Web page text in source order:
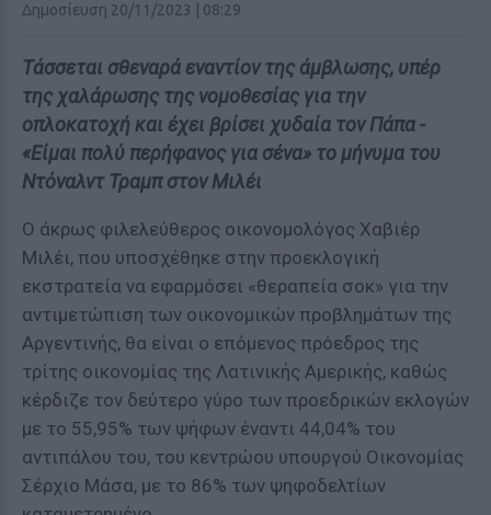
Δημοσίευση 20/11/2023 | 08:29
Τάσσεται σθεναρά εναντίον της άμβλωσης, υπέρ
της χαλάρωσης της νομοθεσίας για την
οπλοκατοχή και έχει βρίσει χυδαία τον Πάπα -
«Είμαι πολύ περήφανος για σένα» το μήνυμα του
Ντόναλντ Τραμπ στον Μιλέι
Ο άκρως φιλελεύθερος οικονομολόγος Χαβιέρ
Μιλέι, που υποσχέθηκε στην προεκλογική
εκστρατεία να εφαρμόσει «θεραπεία σοκ» για την
αντιμετώπιση των οικονομικών προβλημάτων της
Αργεντινής, θα είναι ο επόμενος πρόεδρος της
τρίτης οικονομίας της Λατινικής Αμερικής, καθώς
κέρδιζε τον δεύτερο γύρο των προεδρικών εκλογών
με το 55,95% των ψήφων έναντι 44,04% του
αντιπάλου του, του κεντρώου υπουργού Οικονομίας
Σέρχιο Μάσα, με το 86% των ψηφοδελτίων